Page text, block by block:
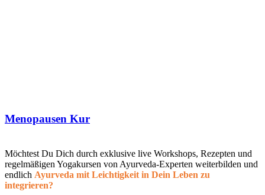
Menopausen Kur
Möchtest Du Dich durch exklusive live Workshops, Rezepten und
regelmäßigen Yogakursen von Ayurveda-Experten weiterbilden und
endlich Ayurveda mit Leichtigkeit in Dein Leben zu
integrieren?